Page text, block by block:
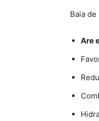
Baia
Are